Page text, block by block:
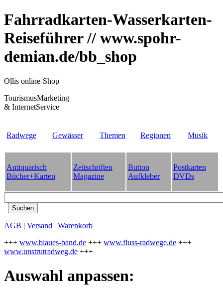
Fahrradkarten-Wasserkarten-
Reiseführer // www.spohr-
demian.de/bb_shop
Ollis online-Shop
TourismusMarketing
& InternetService
Radwege Gewässer Themen Regionen Musik
Antiquarisch
Bücher+Karten
Zeitschriften
Magazine
Button
Aufkleber
Postkarten
DVDs
AGB | Versand | Warenkorb
+++ www.blaues-band.de +++ www.fluss-radwege.de +++
www.unstrutradweg.de +++
Auswahl anpassen: